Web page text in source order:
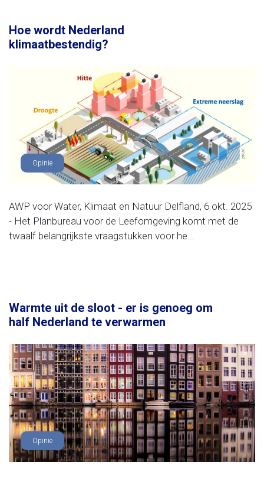
Hoe wordt Nederland
klimaatbestendig?
Opinie
AWP voor Water, Klimaat en Natuur Delfland, 6 okt. 2025
- Het Planbureau voor de Leefomgeving komt met de
twaalf belangrijkste vraagstukken voor he...
Warmte uit de sloot - er is genoeg om
half Nederland te verwarmen
Opinie